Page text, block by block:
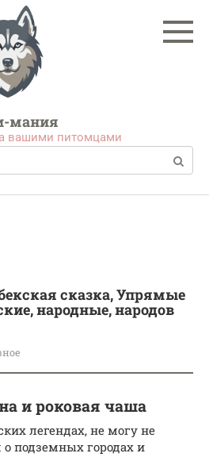
мания
вашими питомцами
сказка, Упрямые
народные, народов
и роковая чаша
легендах, не могу не
подземных городах и